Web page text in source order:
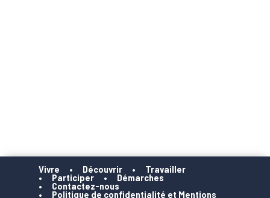
Vivre Découvrir
Travailler
Participer
Démarches
Contactez-nous
Politique de confidentialité et Mentions